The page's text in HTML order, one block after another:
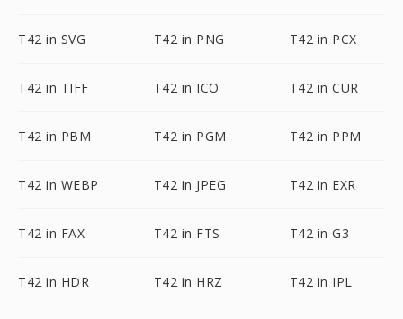
T42 in SVG T42 in PNG T42 in PCX
T42 in TIFF T42 in ICO T42 in CUR
T42 in PBM T42 in PGM T42 in PPM
T42 in WEBP T42 in JPEG T42 in EXR
T42 in FAX T42 in FTS T42 in G3
T42 in HDR T42 in HRZ T42 in IPL